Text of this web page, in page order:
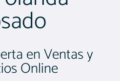
en Ventas y
Online